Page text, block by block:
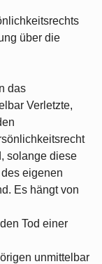
über die
das
Verletzte,
solange diese
eigenen
Es hängt von
Tod einer
unmittelbar